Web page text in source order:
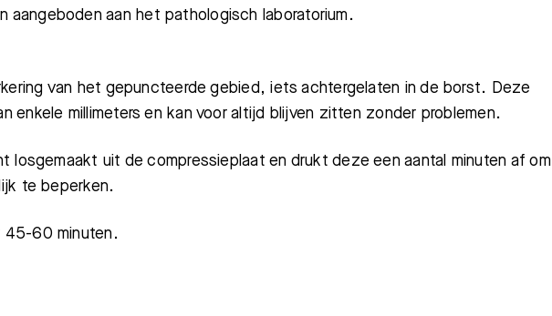
aangeboden aan het pathologisch laboratorium.
van het gepuncteerde gebied, iets achtergelaten in de borst. Deze
enkele millimeters en kan voor altijd blijven zitten zonder problemen.
losgemaakt uit de compressieplaat en drukt deze een aantal minuten af om
te beperken.
45-60 minuten.